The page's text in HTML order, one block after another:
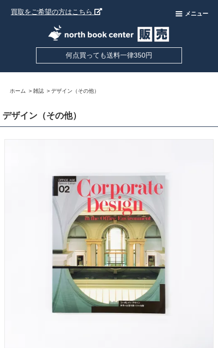
買取をご希望の方はこちら メニュー
何点買っても送料一律350円
ホーム > 雑誌 > デザイン（その他）
デザイン（その他）